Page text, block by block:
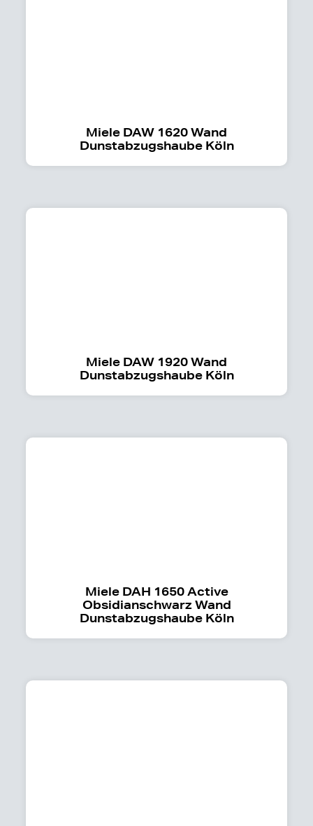
Miele DAW 1620 Wand
Dunstabzugshaube Köln
Miele DAW 1920 Wand
Dunstabzugshaube Köln
Miele DAH 1650 Active
Obsidianschwarz Wand
Dunstabzugshaube Köln